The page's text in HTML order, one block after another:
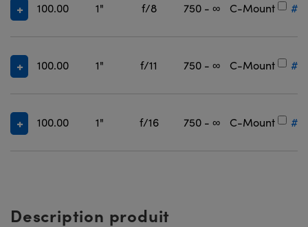
100.00 1" f/8 750 - ∞ C-Mount
100.00 1" f/11 750 - ∞ C-Mount
100.00 1" f/16 750 - ∞ C-Mount
Description produit